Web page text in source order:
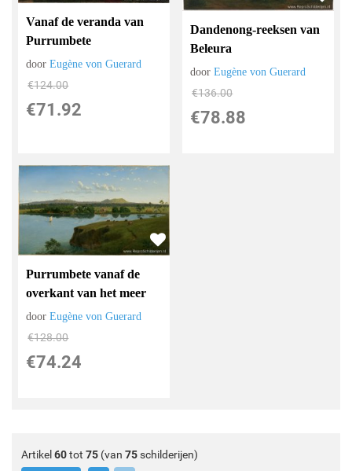
Vanaf de veranda van
Purrumbete
doorEugène von Guerard
€124.00
€71.92
Dandenong-reeksen van
Beleura
doorEugène von Guerard
€136.00
€78.88
Purrumbete vanaf de
overkant van het meer
doorEugène von Guerard
€128.00
€74.24
Artikel 60tot 75 (van 75schilderijen)